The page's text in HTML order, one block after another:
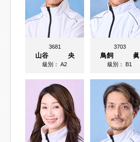
3681
山谷 央
級別：A2
3703
鳥飼 眞
級別：B1